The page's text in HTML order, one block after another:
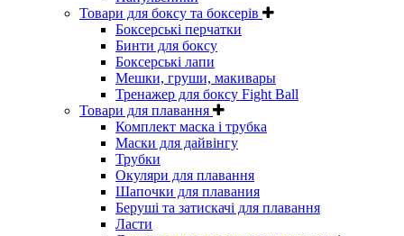
Товари для боксу та боксерів
Боксерські перчатки
Бинти для боксу
Боксерські лапи
Мешки, груши, макивары
Тренажер для боксу Fight Ball
Товари для плавання
Комплект маска і трубка
Маски для дайвінгу
Трубки
Окуляри для плавання
Шапочки для плавания
Беруші та затискачі для плавання
Ласти